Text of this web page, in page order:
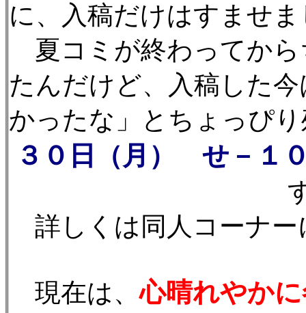
に、入稿だけはすませ
夏コミが終わってから
たんだけど、入稿した
かったな」とちょっぴ
３０日（月） せ－１
詳しくは同人コーナー
現在は、心晴れやか